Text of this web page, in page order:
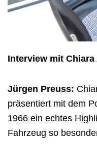
Interview mit Chiara
Jürgen Preuss:
präsentiert mit dem
1966 ein echtes
Fahrzeug so